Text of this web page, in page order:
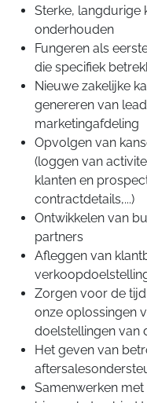
Sterke, langdurige
onderhouden
Fungeren als
die specifiek
Nieuwe zakelijke
genereren van
marketingafdeling
Opvolgen van
(loggen van
klanten en
contractdetails,...)
Ontwikkelen van
partners
Afleggen van
Zorgen voor de
onze oplossingen
doelstellingen van
Het geven van
Samenwerken